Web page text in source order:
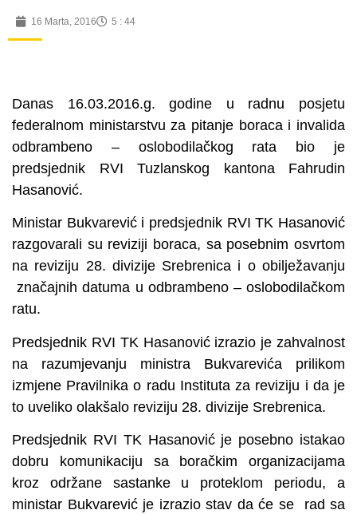
16 Marta, 2016 5 : 44
Danas 16.03.2016.g. godine u radnu posjetu
federalnom ministarstvu za pitanje boraca i invalida
odbrambeno – oslobodilačkog rata bio je
predsjednik RVI Tuzlanskog kantona Fahrudin
Hasanović.
Ministar Bukvarević i predsjednik RVI TK Hasanović
razgovarali su reviziji boraca, sa posebnim osvrtom
na reviziju 28. divizije Srebrenica i o obilježavanju
značajnih datuma u odbrambeno – oslobodilačkom
ratu.
Predsjednik RVI TK Hasanović izrazio je zahvalnost
na razumjevanju ministra Bukvarevića prilikom
izmjene Pravilnika o radu Instituta za reviziju i da je
to uveliko olakšalo reviziju 28. divizije Srebrenica.
Predsjednik RVI TK Hasanović je posebno istakao
dobru komunikaciju sa boračkim organizacijama
kroz održane sastanke u proteklom periodu, a
ministar Bukvarević je izrazio stav da će se rad sa